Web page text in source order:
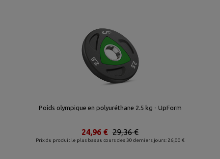
Poids olympique en polyuréthane 2.5 kg - UpForm
Prix du produit le plus bas au cours des 30 derniers jours: 26,00 €
29,36 €
24,96 €